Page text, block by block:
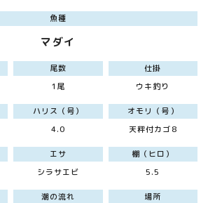
魚種
マダイ
尾数
1尾
仕掛
ウキ釣り
ハリス（号）
4.0
オモリ（号）
天秤付カゴ8
エサ
シラサエビ
棚（ヒロ）
5.5
潮の流れ
場所